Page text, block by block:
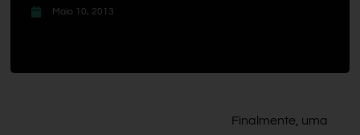
Maio 10, 2013
Finalmente, uma